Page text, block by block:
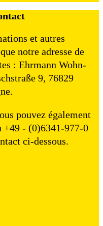
et autres
notre adresse de
: Ehrmann Wohn-
9, 76829
pouvez également
+49 - (0)6341-977-0
ci-dessous.